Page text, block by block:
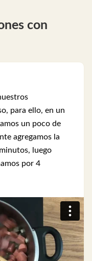
con
para ello, en un
un poco de
agregamos la
luego
por 4